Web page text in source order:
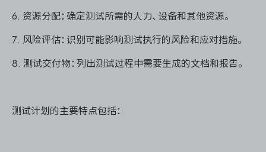
6. 资源分配：确定测试所需的人力、设备和其他资源。
7. 风险评估：识别可能影响测试执行的风险和应对措施。
8. 测试交付物：列出测试过程中需要生成的文档和报告。
测试计划的主要特点包括：